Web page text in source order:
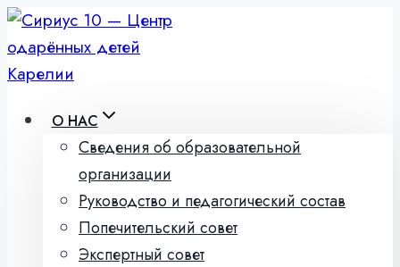
Перейти
к
содержимому
О НАС
Сведения об образовательной
организации
Руководство и педагогический состав
Попечительский совет
Экспертный совет